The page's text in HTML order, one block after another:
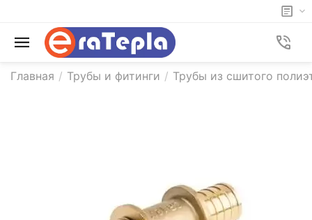
Главная / Трубы и фитинги / Трубы из сшитого